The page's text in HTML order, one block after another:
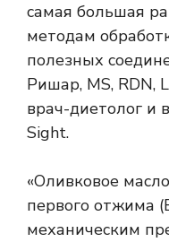
самая большая
методам
полезных
Ришар, MS, RDN,
врач-диетолог и
Sight.
«Оливковое
первого отжима
механическим